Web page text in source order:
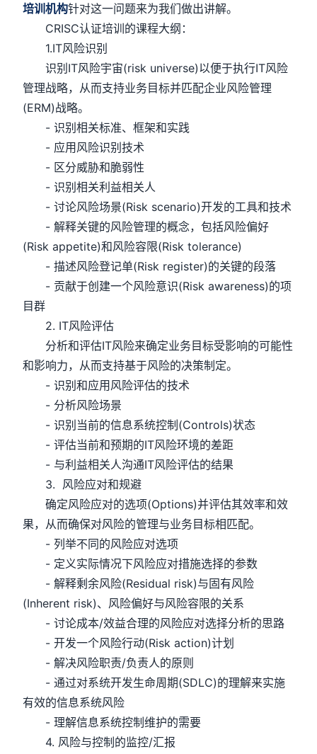
培训机构针对这一问题来为我们做出讲解。
CRISC认证培训的课程大纲：
1.IT风险识别
识别IT风险宇宙(risk universe)以便于执行IT风险
管理战略，从而支持业务目标并匹配企业风险管理
(ERM)战略。
- 识别相关标准、框架和实践
- 应用风险识别技术
- 区分威胁和脆弱性
- 识别相关利益相关人
- 讨论风险场景(Risk scenario)开发的工具和技术
- 解释关键的风险管理的概念，包括风险偏好
(Risk appetite)和风险容限(Risk tolerance)
- 描述风险登记单(Risk register)的关键的段落
- 贡献于创建一个风险意识(Risk awareness)的项
目群
2. IT风险评估
分析和评估IT风险来确定业务目标受影响的可能性
和影响力，从而支持基于风险的决策制定。
- 识别和应用风险评估的技术
- 分析风险场景
- 识别当前的信息系统控制(Controls)状态
- 评估当前和预期的IT风险环境的差距
- 与利益相关人沟通IT风险评估的结果
3. 风险应对和规避
确定风险应对的选项(Options)并评估其效率和效
果，从而确保对风险的管理与业务目标相匹配。
- 列举不同的风险应对选项
- 定义实际情况下风险应对措施选择的参数
- 解释剩余风险(Residual risk)与固有风险
(Inherent risk)、风险偏好与风险容限的关系
- 讨论成本/效益合理的风险应对选择分析的思路
- 开发一个风险行动(Risk action)计划
- 解决风险职责/负责人的原则
- 通过对系统开发生命周期(SDLC)的理解来实施
有效的信息系统风险
- 理解信息系统控制维护的需要
4. 风险与控制的监控/汇报